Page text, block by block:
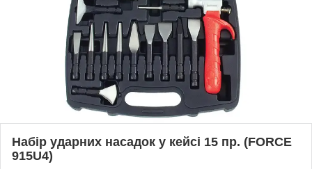
Набір ударних насадок у кейсі 15 пр. (FORCE
915U4)